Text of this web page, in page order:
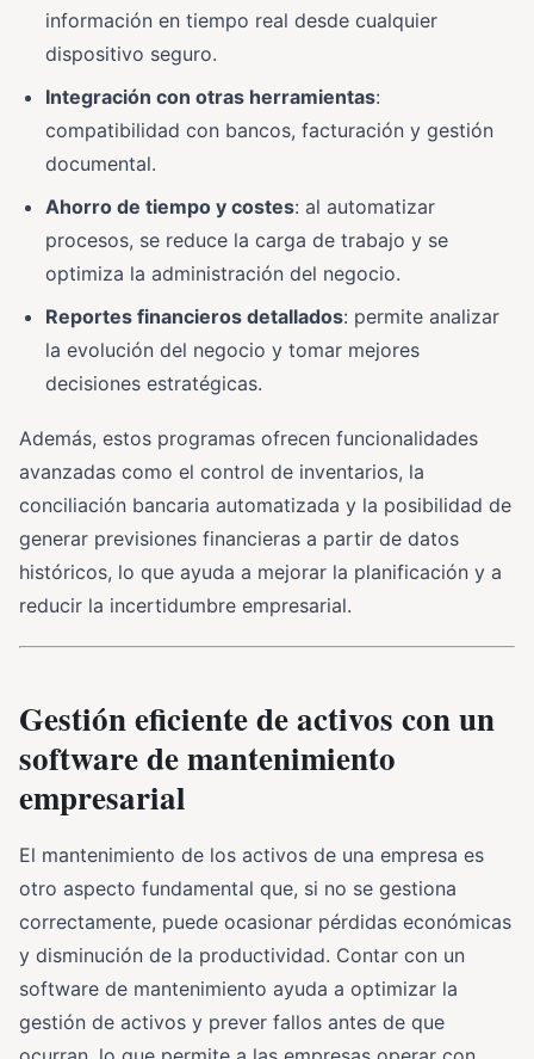
información en tiempo real desde cualquier
dispositivo seguro.
Integración con otras herramientas:
compatibilidad con bancos, facturación y gestión
documental.
Ahorro de tiempo y costes: al automatizar
procesos, se reduce la carga de trabajo y se
optimiza la administración del negocio.
Reportes financieros detallados: permite analizar
la evolución del negocio y tomar mejores
decisiones estratégicas.
Además, estos programas ofrecen funcionalidades
avanzadas como el control de inventarios, la
conciliación bancaria automatizada y la posibilidad de
generar previsiones financieras a partir de datos
históricos, lo que ayuda a mejorar la planificación y a
reducir la incertidumbre empresarial.
Gestión eficiente de activos con un
software de mantenimiento
empresarial
El mantenimiento de los activos de una empresa es
otro aspecto fundamental que, si no se gestiona
correctamente, puede ocasionar pérdidas económicas
y disminución de la productividad. Contar con un
software de mantenimiento ayuda a optimizar la
gestión de activos y prever fallos antes de que